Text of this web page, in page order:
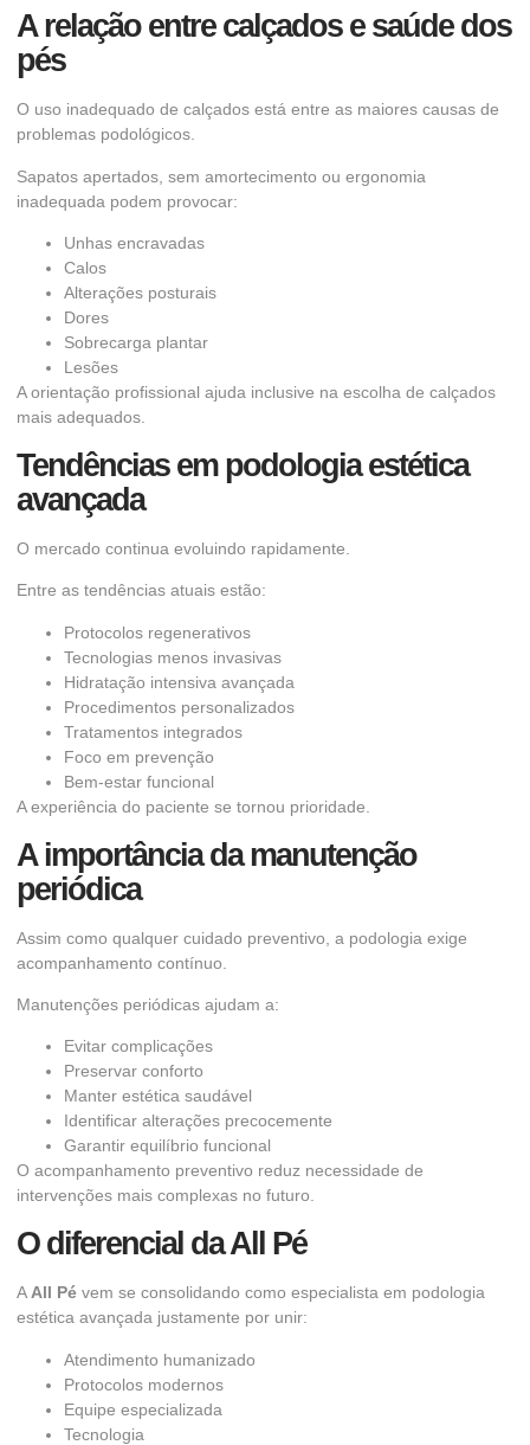
A relação entre calçados e saúde dos
pés
O uso inadequado de calçados está entre as maiores causas de
problemas podológicos.
Sapatos apertados, sem amortecimento ou ergonomia
inadequada podem provocar:
Unhas encravadas
Calos
Alterações posturais
Dores
Sobrecarga plantar
Lesões
A orientação profissional ajuda inclusive na escolha de calçados
mais adequados.
Tendências em podologia estética
avançada
O mercado continua evoluindo rapidamente.
Entre as tendências atuais estão:
Protocolos regenerativos
Tecnologias menos invasivas
Hidratação intensiva avançada
Procedimentos personalizados
Tratamentos integrados
Foco em prevenção
Bem-estar funcional
A experiência do paciente se tornou prioridade.
A importância da manutenção
periódica
Assim como qualquer cuidado preventivo, a podologia exige
acompanhamento contínuo.
Manutenções periódicas ajudam a:
Evitar complicações
Preservar conforto
Manter estética saudável
Identificar alterações precocemente
Garantir equilíbrio funcional
O acompanhamento preventivo reduz necessidade de
intervenções mais complexas no futuro.
O diferencial da All Pé
AAll Pé vem se consolidando como especialista em podologia
estética avançada justamente por unir:
Atendimento humanizado
Protocolos modernos
Equipe especializada
Tecnologia